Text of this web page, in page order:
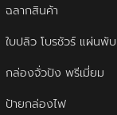
ฉลากสินค้า
ใบปลิว โบรชัวร์ แผ่นพับ
กล่องจั่วปัง พรีเมี่ยม
ป้ายกล่องไฟ